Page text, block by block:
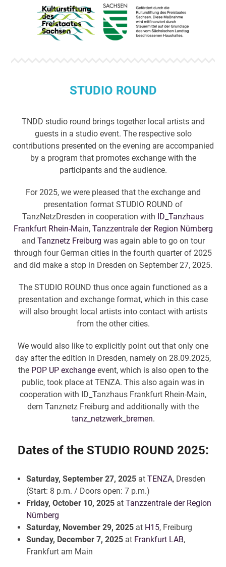
STUDIO ROUND
TNDD studio round brings together local artists and
guests in a studio event. The respective solo
contributions presented on the evening are accompanied
by a program that promotes exchange with the
participants and the audience.
For 2025, we were pleased that the exchange and
presentation format STUDIO ROUND of
TanzNetzDresden in cooperation with ID_Tanzhaus
Frankfurt Rhein-Main, Tanzzentrale der Region Nürnberg
and Tanznetz Freiburg was again able to go on tour
through four German cities in the fourth quarter of 2025
and did make a stop in Dresden on September 27, 2025.
The STUDIO ROUND thus once again functioned as a
presentation and exchange format, which in this case
will also brought local artists into contact with artists
from the other cities.
We would also like to explicitly point out that only one
day after the edition in Dresden, namely on 28.09.2025,
the POP UP exchangeevent, which is also open to the
public, took place at TENZA. This also again was in
cooperation with ID_Tanzhaus Frankfurt Rhein-Main,
dem Tanznetz Freiburg and additionally with the
tanz_netzwerk_bremen.
Dates of the STUDIO ROUND 2025:
Saturday, September 27, 2025 atTENZA, Dresden
(Start: 8 p.m. / Doors open: 7 p.m.)
Friday, October 10, 2025 atTanzzentrale der Region
Nürnberg
Saturday, November 29, 2025 at H15, Freiburg
Sunday, December 7, 2025 at Frankfurt LAB,
Frankfurt am Main